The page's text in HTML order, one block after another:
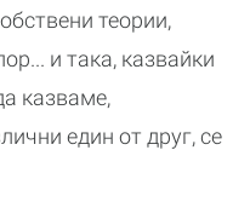
теории,
и така, казвайки
казваме,
един от друг, се